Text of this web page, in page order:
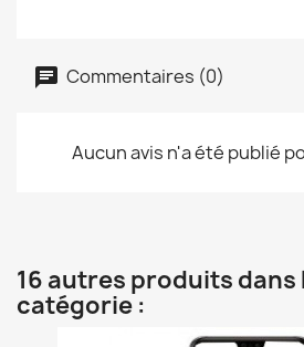
Commentaires (0)
Aucun avis n'a été publié
16 autres produits dans
catégorie :